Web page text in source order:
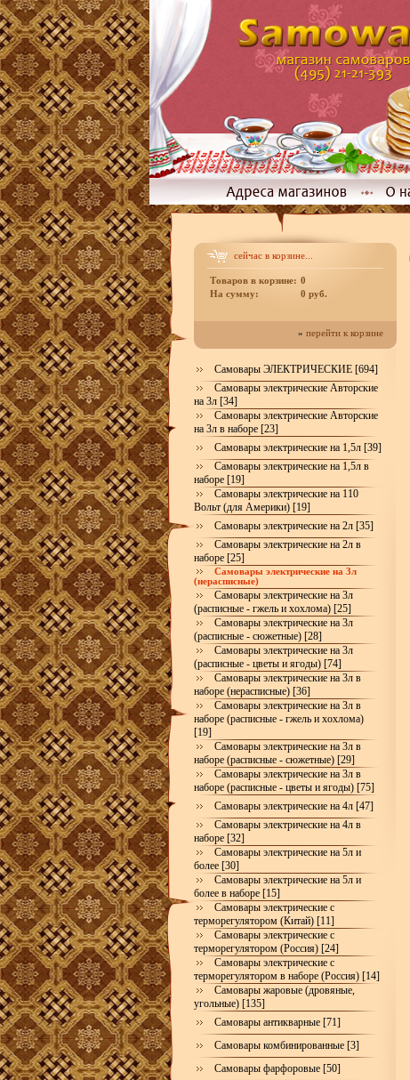
сейчас в корзине...
Товаров в корзине: 0
На сумму:
0 руб.
» перейти к корзине
Самовары ЭЛЕКТРИЧЕСКИЕ [694]
Самовары электрические Авторские
на 3л [34]
Самовары электрические Авторские
на 3л в наборе [23]
Самовары электрические на 1,5л [39]
Самовары электрические на 1,5л в
наборе [19]
Самовары электрические на 110
Вольт (для Америки) [19]
Самовары электрические на 2л [35]
Самовары электрические на 2л в
наборе [25]
Самовары электрические на 3л
(нерасписные)
Самовары электрические на 3л
(расписные - гжель и хохлома) [25]
Самовары электрические на 3л
(расписные - сюжетные) [28]
Самовары электрические на 3л
(расписные - цветы и ягоды) [74]
Самовары электрические на 3л в
наборе (нерасписные) [36]
Самовары электрические на 3л в
наборе (расписные - гжель и хохлома)
[19]
Самовары электрические на 3л в
наборе (расписные - сюжетные) [29]
Самовары электрические на 3л в
наборе (расписные - цветы и ягоды) [75]
Самовары электрические на 4л [47]
Самовары электрические на 4л в
наборе [32]
Самовары электрические на 5л и
более [30]
Самовары электрические на 5л и
более в наборе [15]
Самовары электрические с
терморегулятором (Китай) [11]
Самовары электрические с
терморегулятором (Россия) [24]
Самовары электрические с
терморегулятором в наборе (Россия) [14]
Самовары жаровые (дровяные,
угольные) [135]
Самовары антикварные [71]
Самовары комбинированные [3]
Самовары фарфоровые [50]